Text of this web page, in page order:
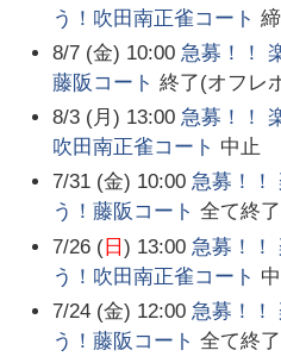
う！吹田南正雀コート
8/7 (金) 10:00 急募！！
藤阪コート 終了(オフレ
8/3 (月) 13:00 急募！！
吹田南正雀コート 中止
7/31 (金) 10:00 急募！！
う！藤阪コート 全て終了
7/26 ( 日) 13:00 急募！！
う！吹田南正雀コート
7/24 (金) 12:00 急募！！
う！藤阪コート 全て終了